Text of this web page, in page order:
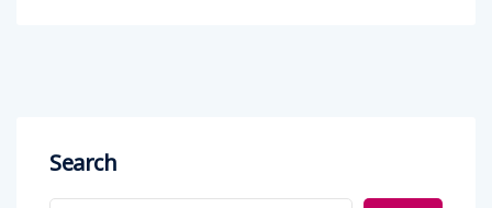
Search